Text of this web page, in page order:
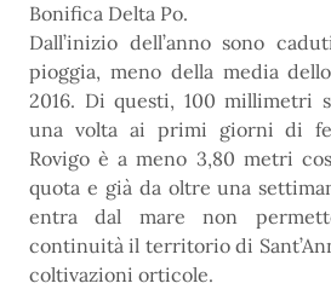
Bonifica Delta Po.
Dall’inizio dell’anno sono
pioggia, meno della media
2016. Di questi, 100 millimetri
una volta ai primi giorni di
Rovigo è a meno 3,80 metri
quota e già da oltre una
entra dal mare non
continuità il territorio di
coltivazioni orticole.